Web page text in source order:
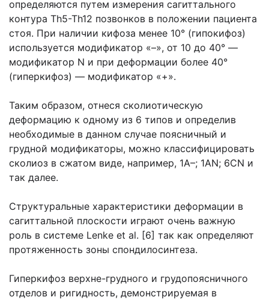
определяются путем измерения сагиттального
контура Th5-Th12 позвонков в положении пациента
стоя. При наличии кифоза менее 10° (гипокифоз)
используется модификатор «–», от 10 до 40° —
модификатор N и при деформации более 40°
(гиперкифоз) — модификатор «+».
Таким образом, отнеся сколиотическую
деформацию к одному из 6 типов и определив
необходимые в данном случае поясничный и
грудной модификаторы, можно классифицировать
сколиоз в сжатом виде, например, 1А–; 1АN; 6CN и
так далее.
Структуральные характеристики деформации в
сагиттальной плоскости играют очень важную
роль в системе Lenke et al. [6] так как определяют
протяженность зоны спондилосинтеза.
Гиперкифоз верхне-грудного и грудопоясничного
отделов и ригидность, демонстрируемая в